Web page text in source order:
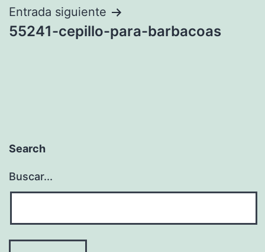
entradas
Entrada siguiente
55241-cepillo-para-barbacoas
Search
Buscar...